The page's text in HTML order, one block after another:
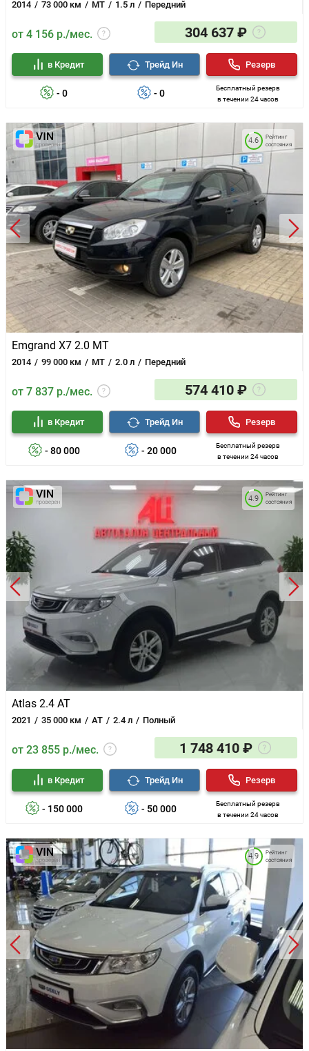
2014 73 000 км MT 1.5 л Передний
от 4 156 р./мес. 304 637 ₽
- 0
в Кредит
- 0
Трейд Ин
Бесплатный резерв
в течении 24 часов
Резерв
Emgrand X7 2.0 MT
2014 99 000 км MT 2.0 л Передний
Рейтинг
состояния
4.6
от 7 837 р./мес. 574 410 ₽
- 80 000
в Кредит
- 20 000
Трейд Ин
Бесплатный резерв
в течении 24 часов
Резерв
Atlas 2.4 AT
2021 35 000 км AT 2.4 л Полный
Рейтинг
состояния
4.9
от 23 855 р./мес. 1 748 410 ₽
- 150 000
в Кредит
- 50 000
Трейд Ин
Бесплатный резерв
в течении 24 часов
Резерв
Рейтинг
состояния
4.9